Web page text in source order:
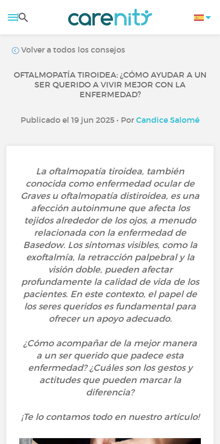
Volver a todos los consejos
OFTALMOPATÍA TIROIDEA: ¿CÓMO AYUDAR A UN
SER QUERIDO A VIVIR MEJOR CON LA
ENFERMEDAD?
Publicado el 19 jun 2025 • Por Candice Salomé
La oftalmopatía tiroidea, también
conocida como enfermedad ocular de
Graves u oftalmopatía distiroidea, es una
afección autoinmune que afecta los
tejidos alrededor de los ojos, a menudo
relacionada con la enfermedad de
Basedow. Los síntomas visibles, como la
exoftalmía, la retracción palpebral y la
visión doble, pueden afectar
profundamente la calidad de vida de los
pacientes. En este contexto, el papel de
los seres queridos es fundamental para
ofrecer un apoyo adecuado.
¿Cómo acompañar de la mejor manera
a un ser querido que padece esta
enfermedad? ¿Cuáles son los gestos y
actitudes que pueden marcar la
diferencia?
¡Te lo contamos todo en nuestro artículo!